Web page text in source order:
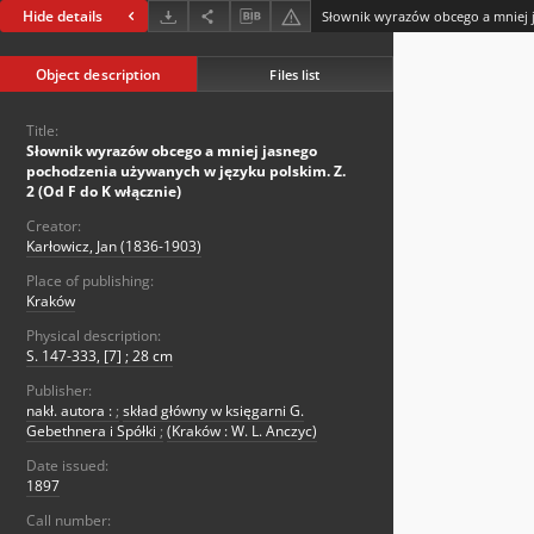
Hide details
Object description Files list
Title:
Słownik wyrazów obcego a mniej jasnego
pochodzenia używanych w języku polskim. Z.
2 (Od F do K włącznie)
Creator:
Karłowicz, Jan (1836-1903)
Place of publishing:
Kraków
Physical description:
S. 147-333, [7] ; 28 cm
Publisher:
nakł. autora : ; skład główny w księgarni G.
Gebethnera i Spółki ; (Kraków : W. L. Anczyc)
Date issued:
1897
Call number: